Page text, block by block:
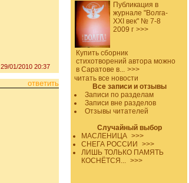
Публикация в
журнале "Волга-
XXI век" № 7-8
2009 г >>>
Купить сборник
стихотворений автора можно
в Саратове в... >>>
читать все новости
Все записи и отзывы
Записи по разделам
Записи вне разделов
Отзывы читателей
Случайный выбор
МАСЛЕНИЦА >>>
СНЕГА РОССИИ >>>
ЛИШЬ ТОЛЬКО ПАМЯТЬ
КОСНЁТСЯ... >>>
29/01/2010 20:37
ответить